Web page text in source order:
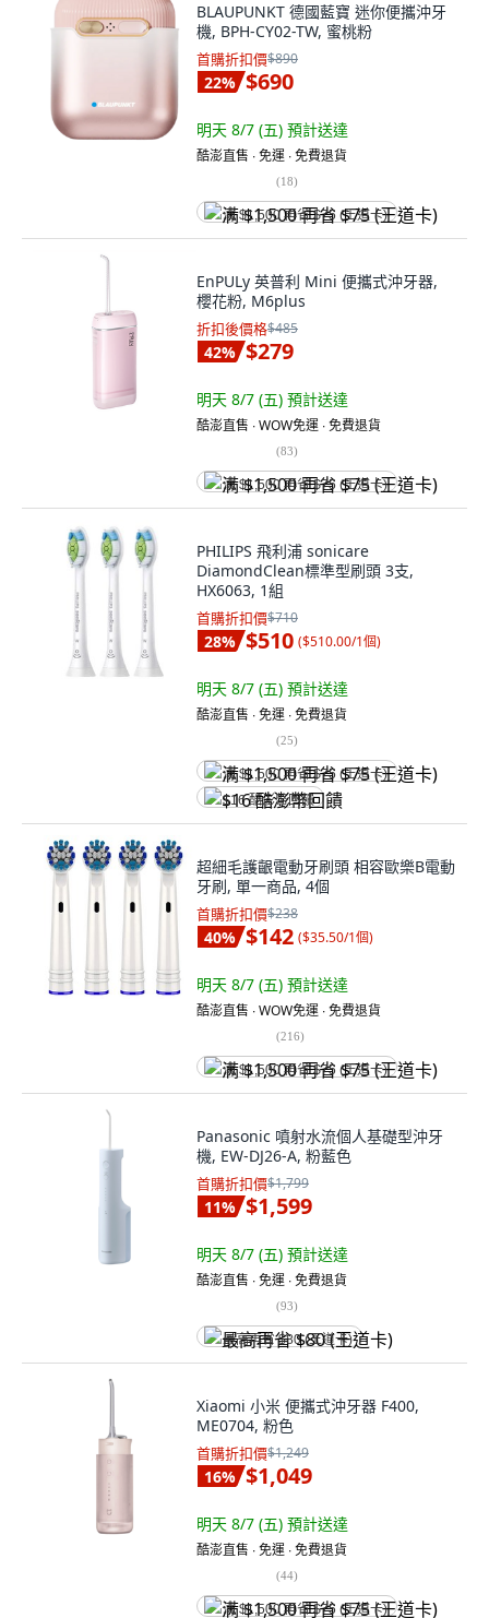
BLAUPUNKT 德國藍寶 迷你便攜沖牙
機, BPH-CY02-TW, 蜜桃粉
首購折扣價$890
22% $690
明天 8/7 (五) 預計送達
酷澎直售 ∙ 免運 ∙ 免費退貨
(18)
满 $1,500 再省 $75 (王道卡)
EnPULy 英普利 Mini 便攜式沖牙器,
櫻花粉, M6plus
折扣後價格$485
42% $279
明天 8/7 (五) 預計送達
酷澎直售 ∙ WOW免運 ∙ 免費退貨
(83)
满 $1,500 再省 $75 (王道卡)
PHILIPS 飛利浦 sonicare
DiamondClean標準型刷頭 3支,
HX6063, 1組
首購折扣價$710
28% $510 ($510.00/1個)
明天 8/7 (五) 預計送達
酷澎直售 ∙ 免運 ∙ 免費退貨
(25)
满 $1,500 再省 $75 (王道卡)
$16 酷澎幣回饋
超細毛護齦電動牙刷頭 相容歐樂B電動
牙刷, 單一商品, 4個
首購折扣價$238
40% $142 ($35.50/1個)
明天 8/7 (五) 預計送達
酷澎直售 ∙ WOW免運 ∙ 免費退貨
(216)
满 $1,500 再省 $75 (王道卡)
Panasonic 噴射水流個人基礎型沖牙
機, EW-DJ26-A, 粉藍色
首購折扣價$1,799
11% $1,599
明天 8/7 (五) 預計送達
酷澎直售 ∙ 免運 ∙ 免費退貨
(93)
最高再省 $80 (王道卡)
Xiaomi 小米 便攜式沖牙器 F400,
ME0704, 粉色
首購折扣價$1,249
16% $1,049
明天 8/7 (五) 預計送達
酷澎直售 ∙ 免運 ∙ 免費退貨
(44)
满 $1,500 再省 $75 (王道卡)